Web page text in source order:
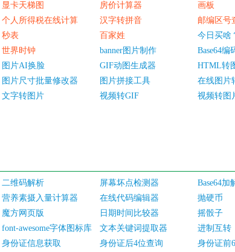
显卡天梯图 房价计算器
画板
个人所得税在线计算 汉字转拼音
邮编区号
秒表 百家姓
今日买啥
世界时钟 banner图片制作
Base64编
图片AI换脸 GIF动图生成器
HTML转
图片尺寸批量修改器 图片拼接工具
在线图片
文字转图片 视频转GIF
视频转图
二维码解析 屏幕坏点检测器
Base64加
营养素摄入量计算器 在线代码编辑器
抛硬币
魔方网页版 日期时间比较器
摇骰子
font-awesome字体图标库 文本关键词提取器
进制互转
身份证信息获取 身份证后4位查询 身份证前